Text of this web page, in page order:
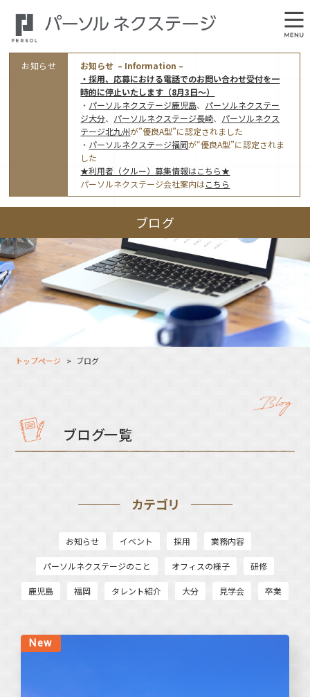
オフィス案内・アクセス
アクセストップ
福岡オフィス
鹿児島オフィス
大分オフィス
松山オフィス
広島オフィス
事業モデルと仕事内容
ワークスタイル
指定就労継続支援Ａ型事業所にかかる情報公表
採用情報トップ
利用者（クルー）募集
支援スタッフ（タレント）募集
お知らせ
お知らせ – Information –
・採用、応募における電話でのお問い合わせ受付を一
時的に停止いたします（8月3日～）
・ パーソルネクステージ鹿児島、 パーソルネクステー
ジ大分、 パーソルネクステージ長崎、 パーソルネクス
テージ北九州が”優良A型”に認定されました
・ パーソルネクステージ福岡が“優良A型”に認定されま
した
★利用者（クルー）募集情報はこちら★
パーソルネクステージ会社案内はこちら
ブログ
トップページ ブログ
ブログ一覧
カテゴリ
お知らせ イベント 採用 業務内容
パーソルネクステージのこと オフィスの様子 研修
鹿児島 福岡 タレント紹介 大分 見学会 卒業